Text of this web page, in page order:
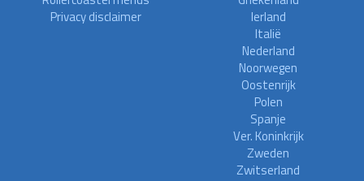
Privacy disclaimer
Ierland
Italië
Nederland
Noorwegen
Oostenrijk
Polen
Spanje
Ver. Koninkrijk
Zweden
Zwitserland